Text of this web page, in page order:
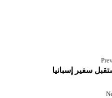
سفير إسبانيا